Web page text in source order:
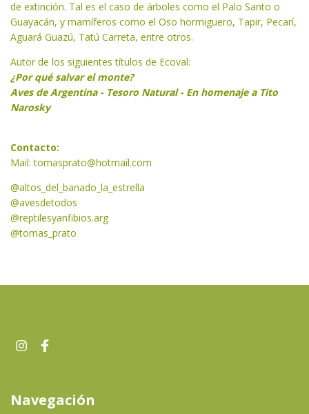
de extinción. Tal es el caso de árboles como el Palo Santo o
Guayacán, y mamíferos como el Oso hormiguero, Tapir, Pecarí,
Aguará Guazú, Tatú Carreta, entre otros.
Autor de los siguientes títulos de Ecoval:
¿Por qué salvar el monte?
Aves de Argentina - Tesoro Natural - En homenaje a Tito
Narosky
Contacto:
Mail:tomasprato@hotmail.com
@altos_del_banado_la_estrella
@avesdetodos
@reptilesyanfibios.arg
@tomas_prato
Navegación